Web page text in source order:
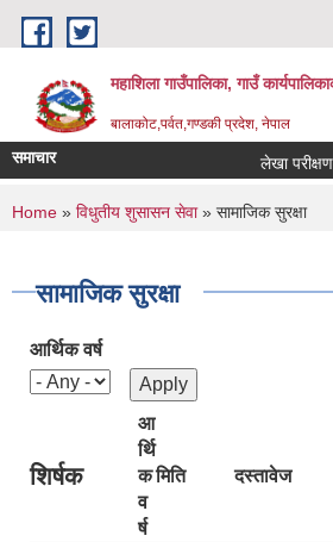
Skip to main content
महाशिला गाउँपालिका, गाउँ
बालाकोट,पर्वत,गण्डकी प्रदेश, नेपाल
समाचार लेखा परीक्षणका
You are here
Home » विधुतीय शुसासन सेवा» सामाजिक सुरक्षा
सामाजिक सुरक्षा
आर्थिक वर्ष
शिर्षक
आ
र्थि
क
व
र्ष
मिति दस्तावेज